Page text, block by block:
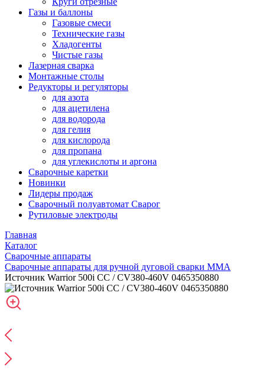
Газы и баллоны
Газовые смеси
Технические газы
Хладогенты
Чистые газы
Лазерная сварка
Монтажные столы
Редукторы и регуляторы
для азота
для ацетилена
для водорода
для гелия
для кислорода
для пропана
для углекислоты и аргона
Сварочные каретки
Новинки
Лидеры продаж
Сварочный полуавтомат Сварог
Рутиловые электроды
Главная
Каталог
Сварочные аппараты
Сварочные аппараты для ручной дуговой сварки MMA
Источник Warrior 500i CC / CV380-460V 0465350880